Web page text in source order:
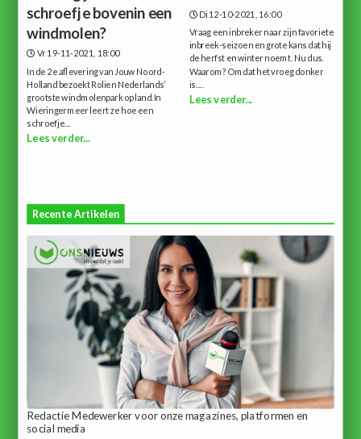
schroefje bovenin een
windmolen?
Vr 19-11-2021, 18:00
In de 2e aflevering van Jouw Noord-
Holland bezoekt Rolien Nederlands’
grootste windmolenpark op land.In
Wieringermeer leert ze hoe een
schroefje...
Lees verder...
Di 12-10-2021, 16:00
Vraag een inbreker naar zijn favoriete
inbreek-seizoen en grote kans dat hij
de herfst en winter noemt. Nu dus.
Waarom? Omdat het vroeg donker
is....
Lees verder...
Recente Artikelen
Redactie Medewerker voor onze magazines, platformen en
social media